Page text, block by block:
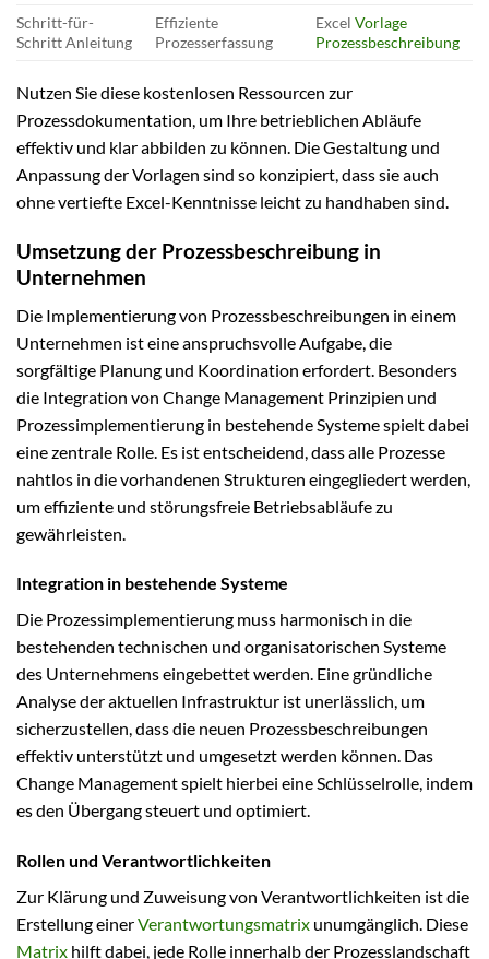
Schritt-für-
Schritt Anleitung
Effiziente
Prozesserfassung
ExcelVorlage
Prozessbeschreibung
Nutzen Sie diese kostenlosen Ressourcen zur
Prozessdokumentation, um Ihre betrieblichen Abläufe
effektiv und klar abbilden zu können. Die Gestaltung und
Anpassung der Vorlagen sind so konzipiert, dass sie auch
ohne vertiefte Excel-Kenntnisse leicht zu handhaben sind.
Umsetzung der Prozessbeschreibung in
Unternehmen
Die Implementierung von Prozessbeschreibungen in einem
Unternehmen ist eine anspruchsvolle Aufgabe, die
sorgfältige Planung und Koordination erfordert. Besonders
die Integration von Change Management Prinzipien und
Prozessimplementierung in bestehende Systeme spielt dabei
eine zentrale Rolle. Es ist entscheidend, dass alle Prozesse
nahtlos in die vorhandenen Strukturen eingegliedert werden,
um effiziente und störungsfreie Betriebsabläufe zu
gewährleisten.
Integration in bestehende Systeme
Die Prozessimplementierung muss harmonisch in die
bestehenden technischen und organisatorischen Systeme
des Unternehmens eingebettet werden. Eine gründliche
Analyse der aktuellen Infrastruktur ist unerlässlich, um
sicherzustellen, dass die neuen Prozessbeschreibungen
effektiv unterstützt und umgesetzt werden können. Das
Change Management spielt hierbei eine Schlüsselrolle, indem
es den Übergang steuert und optimiert.
Rollen und Verantwortlichkeiten
Zur Klärung und Zuweisung von Verantwortlichkeiten ist die
Erstellung einerVerantwortungsmatrix unumgänglich. Diese
Matrix hilft dabei, jede Rolle innerhalb der Prozesslandschaft